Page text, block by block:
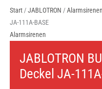
Start /JABLOTRON /Alarmsirenen
JA-111A-BASE
Alarmsirenen
JABLOTRON
Deckel JA-